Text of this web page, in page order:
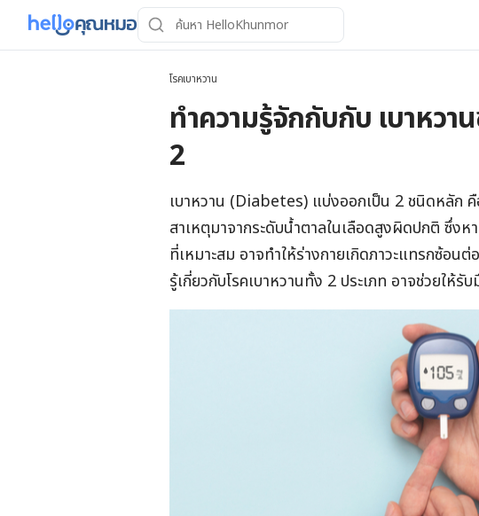
โรคเบาหวาน
ทำความรู้จักกับกับ เบาหวา
2
เบาหวาน (Diabetes) แบ่งออกเป็น 2 ชนิดหลัก
สาเหตุมาจากระดับน้ำตาลในเลือดสูงผิดปกติ ซึ่งห
ที่เหมาะสม อาจทำให้ร่างกายเกิดภาวะแทรกซ้อนต่
รู้เกี่ยวกับโรคเบาหวานทั้ง 2 ประเภท อาจช่วยให้รั